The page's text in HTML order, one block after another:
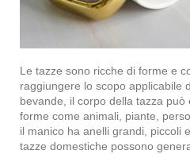
Le tazze sono ricche di forme e
raggiungere lo scopo applicabile
bevande, il corpo della tazza
forme come animali, piante,
il manico ha anelli grandi, piccoli
tazze domestiche possono